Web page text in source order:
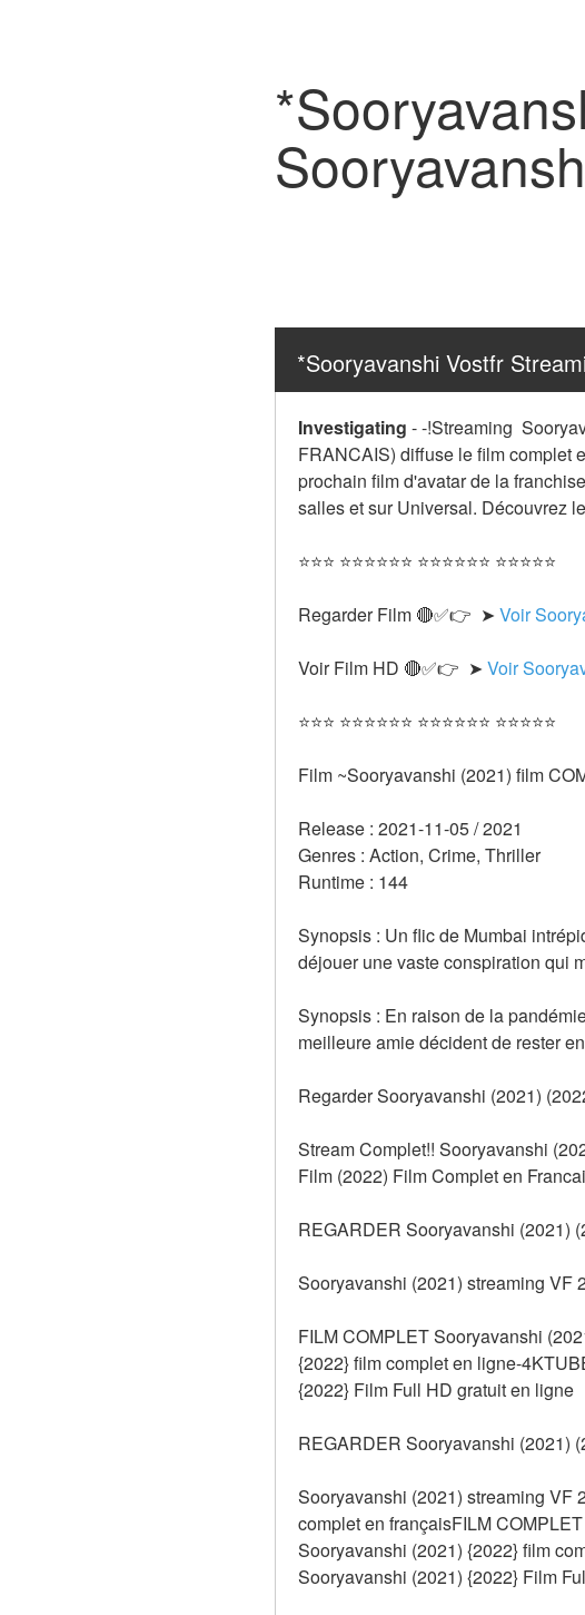
*Sooryavanshi Vostfr
Investigating --!Streaming
FRANCAIS) diffuse le film complet
prochain film d'avatar de la
salles et sur Universal. Découvrez
⭐⭐⭐ ⭐⭐⭐⭐⭐⭐ ⭐⭐⭐⭐⭐⭐ ⭐⭐⭐⭐⭐
Regarder Film 🔴✅👉  ➤ Voir
Voir Film HD 🔴✅👉  ➤ Voir
⭐⭐⭐ ⭐⭐⭐⭐⭐⭐ ⭐⭐⭐⭐⭐⭐ ⭐⭐⭐⭐⭐
Film ~Sooryavanshi (2021) film
Release : 2021-11-05 / 2021
Genres : Action, Crime, Thriller
Runtime : 144
Synopsis : Un flic de Mumbai
déjouer une vaste conspiration qui
Synopsis : En raison de la
meilleure amie décident de rester
Regarder Sooryavanshi (2021)
Stream Complet!! Sooryavanshi
Film (2022) Film Complet en
REGARDER Sooryavanshi (2021)
Sooryavanshi (2021) streaming VF
FILM COMPLET Sooryavanshi
{2022} film complet en ligne-
{2022} Film Full HD gratuit en ligne
REGARDER Sooryavanshi (2021)
Sooryavanshi (2021) streaming VF
complet en françaisFILM
Sooryavanshi (2021) {2022} film
Sooryavanshi (2021) {2022} Film